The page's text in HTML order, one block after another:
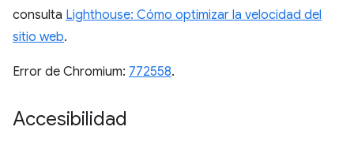
consulta Lighthouse: Cómo optimizar la velocidad del
sitio web.
Error de Chromium: 772558.
Accesibilidad